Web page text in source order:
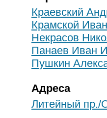
Краевский
Крамской
Некрасов
Панаев Иван
Пушкин
Адреса
Литейный пр./